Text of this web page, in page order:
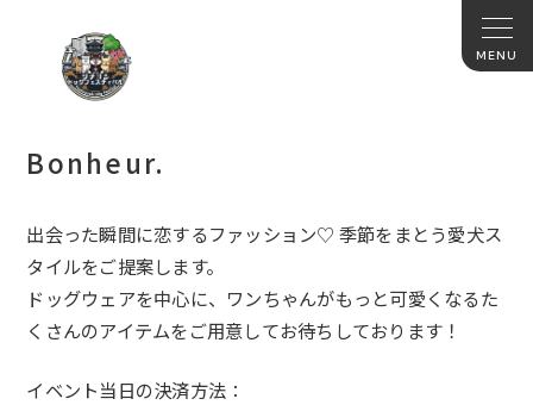
Bonheur.
出会った瞬間に恋するファッション♡ 季節をまとう愛犬ス
タイルをご提案します。
ドッグウェアを中心に、ワンちゃんがもっと可愛くなるた
くさんのアイテムをご用意してお待ちしております！
イベント当日の決済方法：